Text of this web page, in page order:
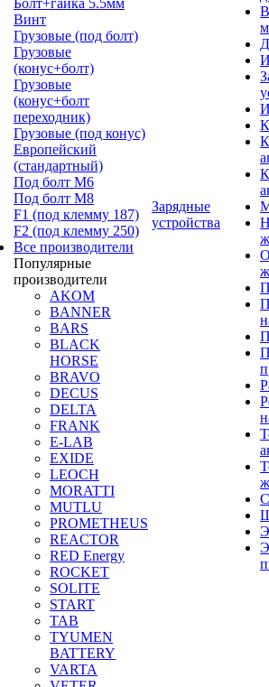
Болт+гайка 5.5мм
Винт
Грузовые (под болт)
Грузовые
(конус+болт)
Грузовые
(конус+болт
переходник)
Грузовые (под конус)
Европейский
(стандартный)
Под болт M6
Под болт М8
F1 (под клемму 187)
F2 (под клемму 250)
Все производители
Популярные
производители
AKOM
BANNER
BARS
BLACK
HORSE
BRAVO
DECUS
DELTA
FRANK
E-LAB
EXIDE
LEOCH
MORATTI
MUTLU
PROMETHEUS
REACTOR
RED Energy
ROCKET
SOLITE
START
TAB
TYUMEN
BATTERY
VARTA
Зарядные
устройства